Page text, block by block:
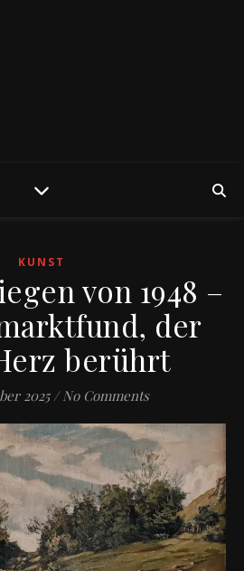
KUNST
von 1948 –
der
berührt
2025 / No Comments